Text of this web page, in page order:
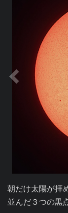
朝だけ太陽が拝
並んだ３つの黒